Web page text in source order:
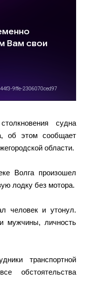
судна
об этом сообщает
области.
Волга произошел
лодку без мотора.
человек и утонул.
мужчины, личность
транспортной
обстоятельства